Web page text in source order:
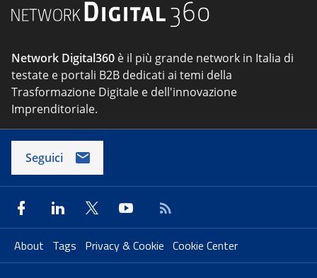
Network Digital360 è il più grande network in Italia di
testate e portali B2B dedicati ai temi della
Trasformazione Digitale e dell'innovazione
Imprenditoriale.
Seguici
About Tags Privacy & Cookie Cookie Center